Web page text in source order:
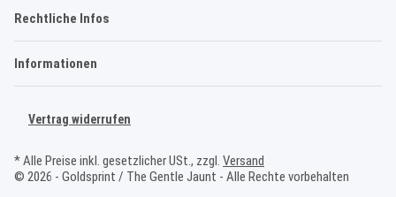
Rechtliche Infos
Informationen
Vertrag widerrufen
* Alle Preise inkl. gesetzlicher USt., zzgl. Versand
© 2026 - Goldsprint / The Gentle Jaunt - Alle Rechte vorbehalten